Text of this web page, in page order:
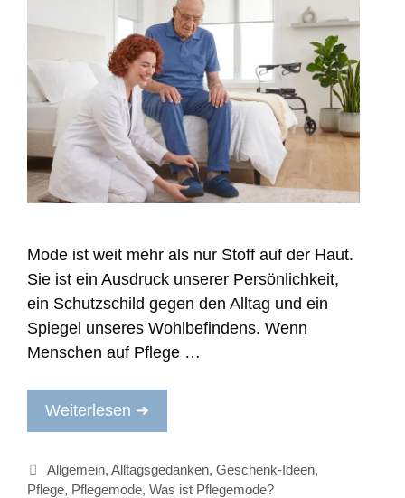
Mode ist weit mehr als nur Stoff auf der Haut.
Sie ist ein Ausdruck unserer Persönlichkeit,
ein Schutzschild gegen den Alltag und ein
Spiegel unseres Wohlbefindens. Wenn
Menschen auf Pflege …
Weiterlesen ➔
Kategorien
Allgemein,Alltagsgedanken,Geschenk-Ideen,
Pflege, Pflegemode, Was ist Pflegemode?